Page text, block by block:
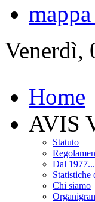
Venerdì,
Home
AVIS
Statuto
Dal 1977...
Statistiche
Chi siamo